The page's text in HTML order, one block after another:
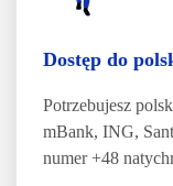
Dostęp do
Potrzebujesz
mBank, ING,
numer +48